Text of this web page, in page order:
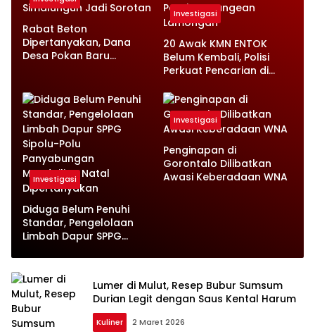
Rabat Beton
Dipertanyakan, Dana
Desa Pokan Baru
Investigasi
20 Awak KMN ENTOK
Belum Kembali, Polisi
Perkuat Pencarian di
Lamongan
Investigasi
Diduga Belum Penuhi
Standar, Pengelolaan
Limbah Dapur SPPG
Panyabungan
Mandailing Natal
Dipertanyakan
Investigasi
Penginapan di
Gorontalo Dilibatkan
Awasi Keberadaan WNA
Lumer di Mulut, Resep Bubur Sumsum
Durian Legit dengan Saus Kental Harum
Kuliner 2 Maret 2026